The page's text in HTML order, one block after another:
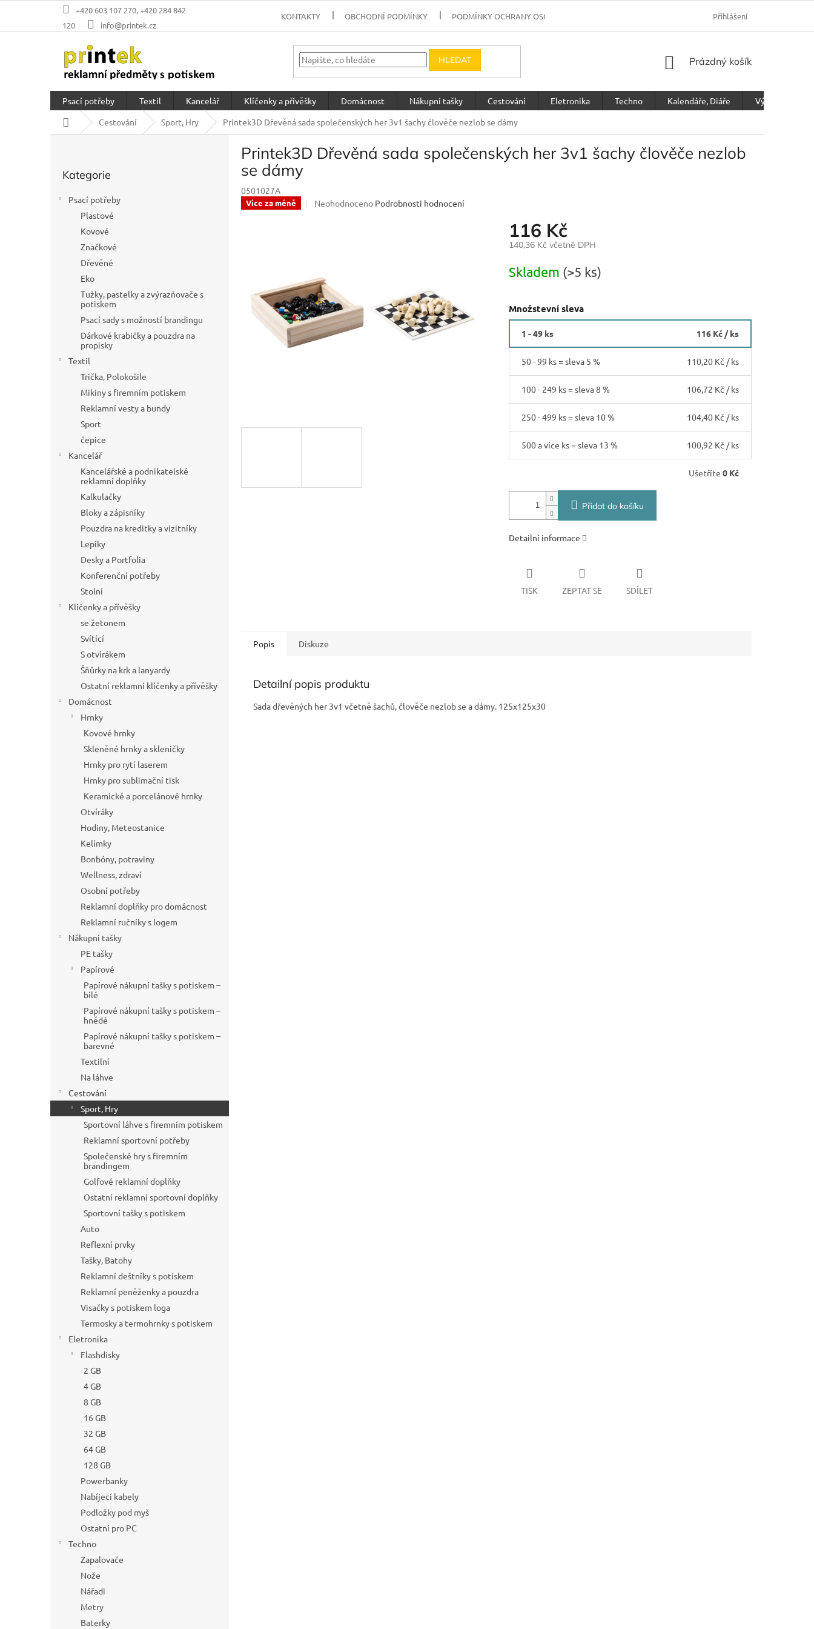
+420 603 107 270, +420 284 842
120
info@printek.cz
KONTAKTY OBCHODNÍ PODMÍNKY PODMÍNKY OCHRANY OSOBNÍCH ÚDAJŮ Přihlášení
HLEDAT
NÁKUPNÍ
Prázdný košík
Psací potřeby Textil Kancelář Klíčenky a přívěšky Domácnost Nákupní tašky Cestování Eletronika Techno Kalendáře, Diáře
Výprodej
Domů
Cestování Sport, Hry Printek3D Dřevěná sada společenských her 3v1 šachy člověče nezlob se dámy
kategorie
Kategorie
Psací potřeby
Plastové
Kovové
Značkové
Dřevěné
Eko
Tužky, pastelky a zvýrazňovače s
potiskem
Psací sady s možností brandingu
Dárkové krabičky a pouzdra na
propisky
Textil
Trička, Polokošile
Mikiny s firemním potiskem
Reklamní vesty a bundy
Sport
čepice
Kancelář
Kancelářské a podnikatelské
reklamní doplňky
Kalkulačky
Bloky a zápisníky
Pouzdra na kreditky a vizitníky
Lepíky
Desky a Portfolia
Konferenční potřeby
Stolní
Klíčenky a přívěšky
se žetonem
Svítící
S otvírákem
Šňůrky na krk a lanyardy
Ostatní reklamní klíčenky a přívěšky
Domácnost
Hrnky
Kovové hrnky
Skleněné hrnky a skleničky
Hrnky pro rytí laserem
Hrnky pro sublimační tisk
Keramické a porcelánové hrnky
Otvíráky
Hodiny, Meteostanice
Kelímky
Bonbóny, potraviny
Wellness, zdraví
Osobní potřeby
Reklamní doplňky pro domácnost
Reklamní ručníky s logem
Nákupní tašky
PE tašky
Papírové
Papírové nákupní tašky s potiskem –
bílé
Papírové nákupní tašky s potiskem –
hnědé
Papírové nákupní tašky s potiskem –
barevné
Textilní
Na láhve
Cestování
Sport, Hry
Sportovní láhve s firemním potiskem
Reklamní sportovní potřeby
Společenské hry s firemním
brandingem
Golfové reklamní doplňky
Ostatní reklamní sportovní doplňky
Sportovní tašky s potiskem
Auto
Reflexní prvky
Tašky, Batohy
Reklamní deštníky s potiskem
Reklamní peněženky a pouzdra
Visačky s potiskem loga
Termosky a termohrnky s potiskem
Eletronika
Flashdisky
2 GB
4 GB
8 GB
16 GB
32 GB
64 GB
128 GB
Powerbanky
Nabíjecí kabely
Podložky pod myš
Ostatní pro PC
Techno
Zapalovače
Nože
Nářadi
Metry
Baterky
Printek3D Dřevěná sada společenských her 3v1 šachy člověče nezlob
se dámy
0501027A
Více za méně
Průměrné
hvězdiček.
Neohodnoceno Podrobnosti hodnocení
116 Kč
140,36 Kč včetně DPH
cena:
Skladem (>5 ks)
Množstevní sleva
1 - 49 ks 116 Kč / ks
50 - 99 ks = sleva 5 % 110,20 Kč / ks
100 - 249 ks = sleva 8 % 106,72 Kč / ks
250 - 499 ks = sleva 10 % 104,40 Kč / ks
500 a více ks = sleva 13 % 100,92 Kč / ks
Ušetříte 0 Kč
Přidat do košíku
Detailní informace
TISK ZEPTAT SE SDÍLET
Popis Diskuze
Detailní popis produktu
Sada dřevěných her 3v1 včetně šachů, člověče nezlob se a dámy. 125x125x30